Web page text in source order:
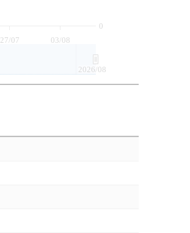
27/07 03/08
0
2026/08